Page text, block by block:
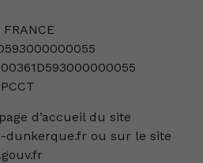
FRANCE
d’accueil du site
dunkerque.fr ou sur le site